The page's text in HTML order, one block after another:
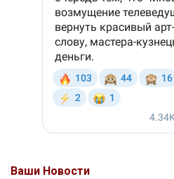
Ваши Новости